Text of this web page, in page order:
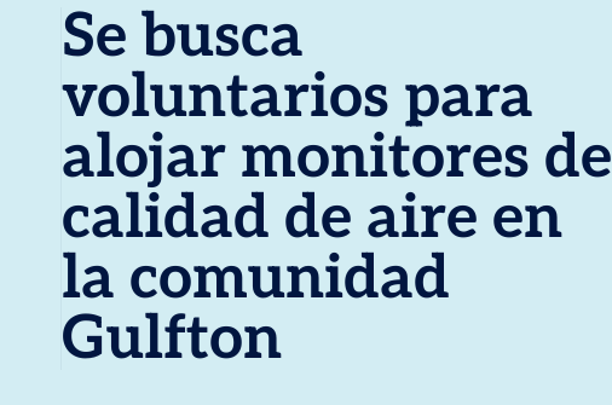
Se busca
voluntarios para
alojar monitores de
calidad de aire en
la comunidad
Gulfton